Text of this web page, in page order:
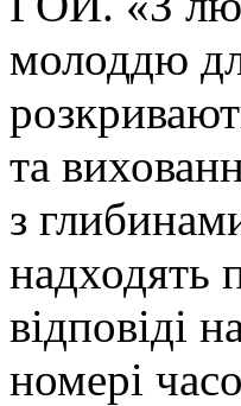
молоддю
та
з
надходять
відповіді
номері